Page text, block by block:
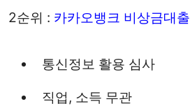
2순위 : 카카오뱅크 비상금대출
통신정보 활용 심사
직업, 소득 무관